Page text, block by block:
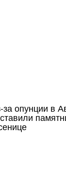
за опунции в